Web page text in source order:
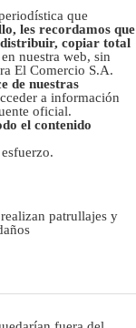
que
les recordamos que
copiar total
nuestra web, sin
El Comercio S.A.
de nuestras
a información
oficial.
el contenido
patrullajes y